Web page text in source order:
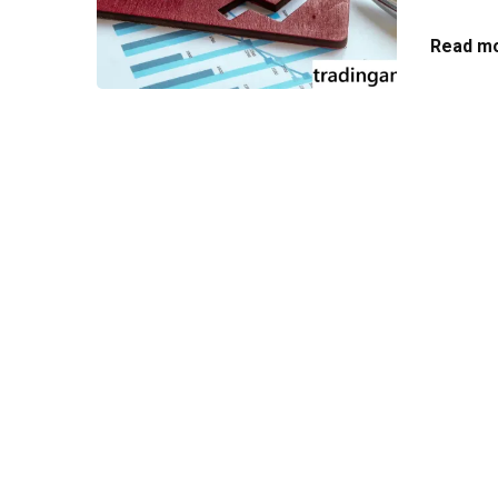
Read